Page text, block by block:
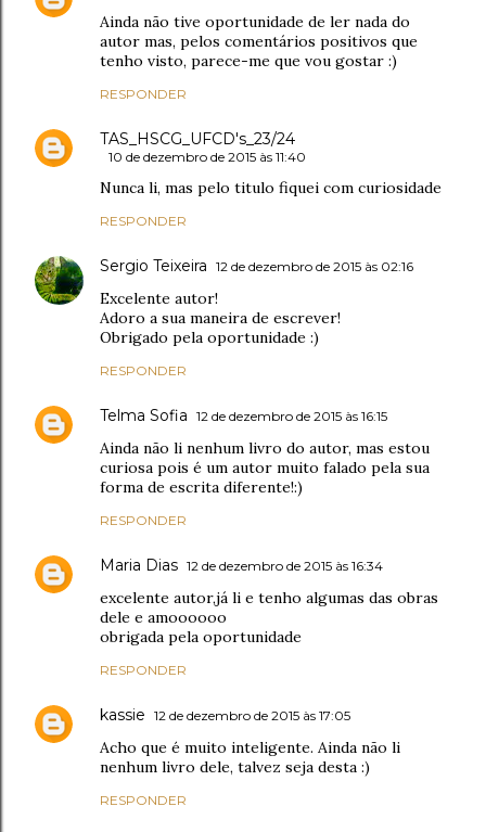
Ainda não tive oportunidade de ler nada do
autor mas, pelos comentários positivos que
tenho visto, parece-me que vou gostar :)
RESPONDER
TAS_HSCG_UFCD's_23/24
10 de dezembro de 2015 às 11:40
Nunca li, mas pelo titulo fiquei com curiosidade
RESPONDER
Sergio Teixeira 12 de dezembro de 2015 às 02:16
Excelente autor!
Adoro a sua maneira de escrever!
Obrigado pela oportunidade :)
RESPONDER
Telma Sofia 12 de dezembro de 2015 às 16:15
Ainda não li nenhum livro do autor, mas estou
curiosa pois é um autor muito falado pela sua
forma de escrita diferente!:)
RESPONDER
Maria Dias 12 de dezembro de 2015 às 16:34
excelente autor,já li e tenho algumas das obras
dele e amoooooo
obrigada pela oportunidade
RESPONDER
kassie 12 de dezembro de 2015 às 17:05
Acho que é muito inteligente. Ainda não li
nenhum livro dele, talvez seja desta :)
RESPONDER